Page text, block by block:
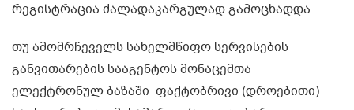
რეგისტრაცია ძალადაკარგულად გამოცხადდა.
თუ ამომრჩეველს სახელმწიფო სერვისების
განვითარების სააგენტოს მონაცემთა
ელექტრონულ ბაზაში ფაქტობრივი (დროებითი)